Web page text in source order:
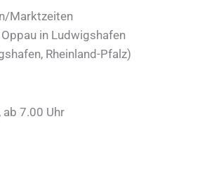
Marktzeiten
in Ludwigshafen
, Rheinland-Pfalz)
ab 7.00 Uhr